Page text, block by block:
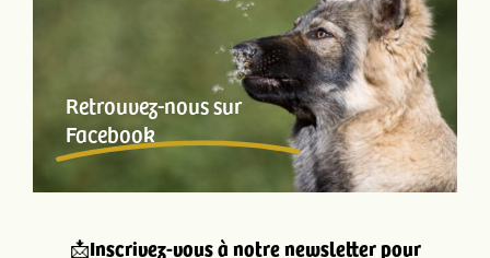
Retrouvez-nous sur
Facebook
📩Inscrivez-vous à notre newsletter pour